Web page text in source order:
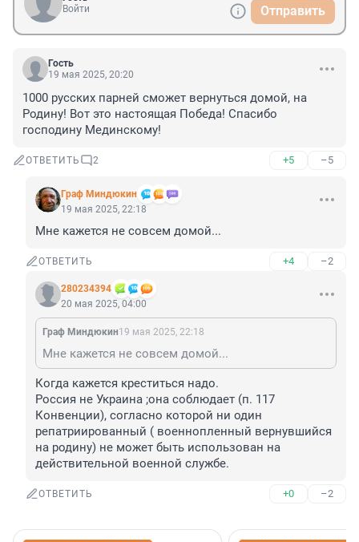
Войти
Отправить
Гость
19 мая 2025, 20:20
1000 русских парней сможет вернуться домой, на
Родину! Вот это настоящая Победа! Спасибо
господину Мединскому!
ОТВЕТИТЬ 2 +5 –5
Граф Миндюкин
19 мая 2025, 22:18
Мне кажется не совсем домой...
ОТВЕТИТЬ +4 –2
280234394
20 мая 2025, 04:00
Граф Миндюкин19 мая 2025, 22:18
Мне кажется не совсем домой...
Когда кажется креститься надо.
Россия не Украина ;она соблюдает (п. 117
Конвенции), согласно которой ни один
репатриированный ( военнопленный вернувшийся
на родину) не может быть использован на
действительной военной службе.
ОТВЕТИТЬ +0 –2